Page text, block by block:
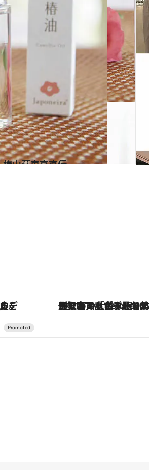
山荘東京直伝
身を調える。